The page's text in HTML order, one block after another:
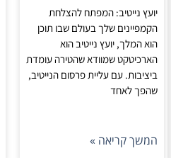
יועץ נייטיב: המפתח להצלחת
הקמפיינים שלך בעולם שבו תוכן
הוא המלך, יועץ נייטיב הוא
הארכיטקט שמוודא שהטירה עומדת
ביציבות. עם עליית פרסום הנייטיב,
שהפך לאחד
המשך קריאה »